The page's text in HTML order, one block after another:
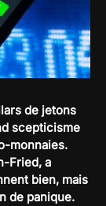
de jetons
scepticisme
monnaies.
Fried, a
bien, mais
de panique.